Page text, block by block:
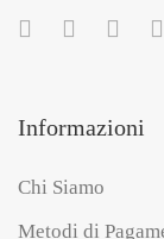
Informazioni
Chi Siamo
Metodi di